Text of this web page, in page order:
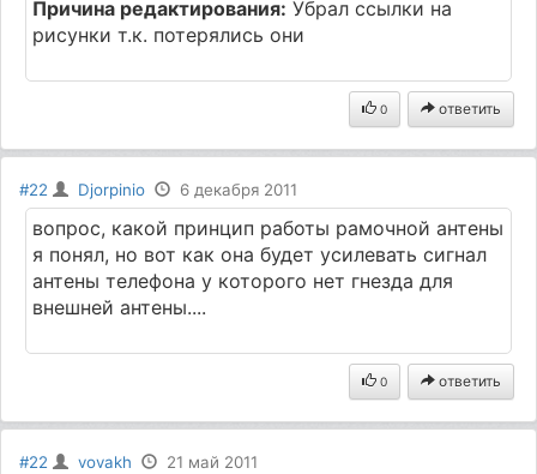
Причина редактирования: Убрал ссылки на
рисунки т.к. потерялись они
0 ответить
#22 Djorpinio 6 декабря 2011
вопрос, какой принцип работы рамочной антены
я понял, но вот как она будет усилевать сигнал
антены телефона у которого нет гнезда для
внешней антены....
0 ответить
#22 vovakh 21 май 2011